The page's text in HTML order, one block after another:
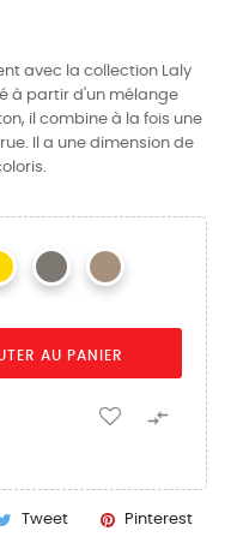
avec la collection Laly
à partir d'un mélange
il combine à la fois une
Il a une dimension de
AU PANIER

Tweet Pinterest